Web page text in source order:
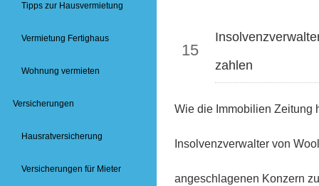
Tipps zur Hausvermietung
Vermietung Fertighaus
Wohnung vermieten
Versicherungen
Hausratversicherung
Versicherungen für Mieter
15
zahlen
Wie die Immobilien Zeitung
Insolvenzverwalter von
angeschlagenen Konzern